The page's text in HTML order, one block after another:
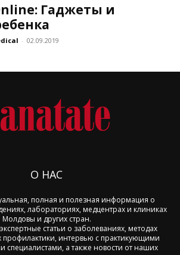
Гаджеты и
- 02.09.2019
О НАС
полная и полезная информация о
лабораториях, медцентрах и клиниках
Молдовы и других стран.
статьи о заболеваниях, методах
профилактики, интервью с практикующими
специалистами, а также новости от наших